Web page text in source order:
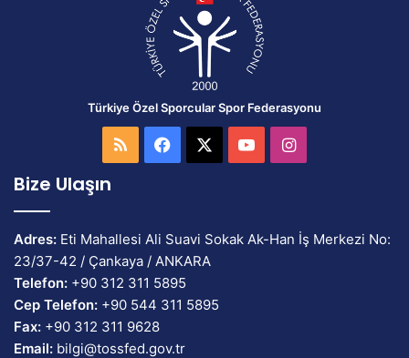
Türkiye Özel Sporcular Spor Federasyonu
RSS Facebook YouTubeInstagram
Bize Ulaşın
Adres: Eti Mahallesi Ali Suavi Sokak Ak-Han İş Merkezi No:
23/37-42 / Çankaya / ANKARA
Telefon: +90 312 311 5895
Cep Telefon: +90 544 311 5895
Fax: +90 312 311 9628
Email: bilgi@tossfed.gov.tr